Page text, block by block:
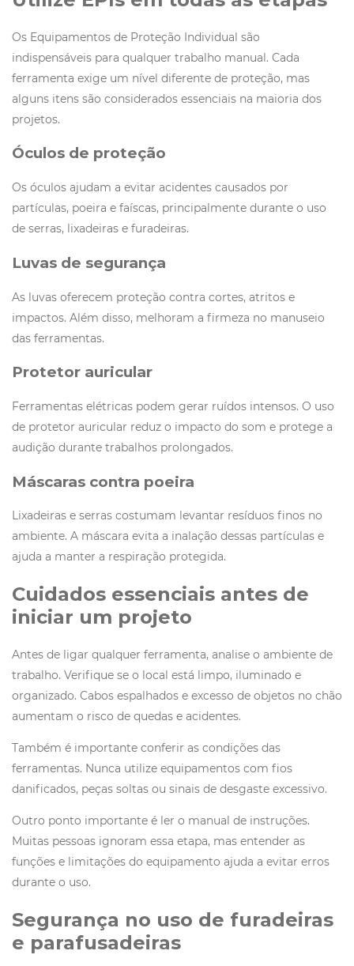
Os Equipamentos de Proteção Individual são
indispensáveis para qualquer trabalho manual. Cada
ferramenta exige um nível diferente de proteção, mas
alguns itens são considerados essenciais na maioria dos
projetos.
Óculos de proteção
Os óculos ajudam a evitar acidentes causados por
partículas, poeira e faíscas, principalmente durante o uso
de serras, lixadeiras e furadeiras.
Luvas de segurança
As luvas oferecem proteção contra cortes, atritos e
impactos. Além disso, melhoram a firmeza no manuseio
das ferramentas.
Protetor auricular
Ferramentas elétricas podem gerar ruídos intensos. O uso
de protetor auricular reduz o impacto do som e protege a
audição durante trabalhos prolongados.
Máscaras contra poeira
Lixadeiras e serras costumam levantar resíduos finos no
ambiente. A máscara evita a inalação dessas partículas e
ajuda a manter a respiração protegida.
Cuidados essenciais antes de
iniciar um projeto
Antes de ligar qualquer ferramenta, analise o ambiente de
trabalho. Verifique se o local está limpo, iluminado e
organizado. Cabos espalhados e excesso de objetos no chão
aumentam o risco de quedas e acidentes.
Também é importante conferir as condições das
ferramentas. Nunca utilize equipamentos com fios
danificados, peças soltas ou sinais de desgaste excessivo.
Outro ponto importante é ler o manual de instruções.
Muitas pessoas ignoram essa etapa, mas entender as
funções e limitações do equipamento ajuda a evitar erros
durante o uso.
Segurança no uso de furadeiras
e parafusadeiras